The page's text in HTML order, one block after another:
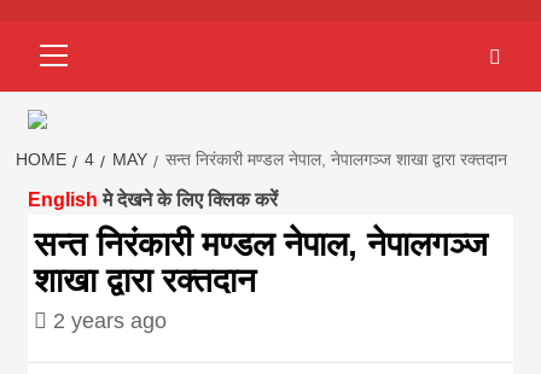
hindi
||madhesh
first hindi
magazine of
HOME 4 MAY सन्त निरंकारी मण्डल नेपाल, नेपालगञ्ज शाखा द्वारा रक्तदान
English मे देखने के लिए क्लिक करें
सन्त निरंकारी मण्डल नेपाल, नेपालगञ्ज
शाखा द्वारा रक्तदान
2 years ago